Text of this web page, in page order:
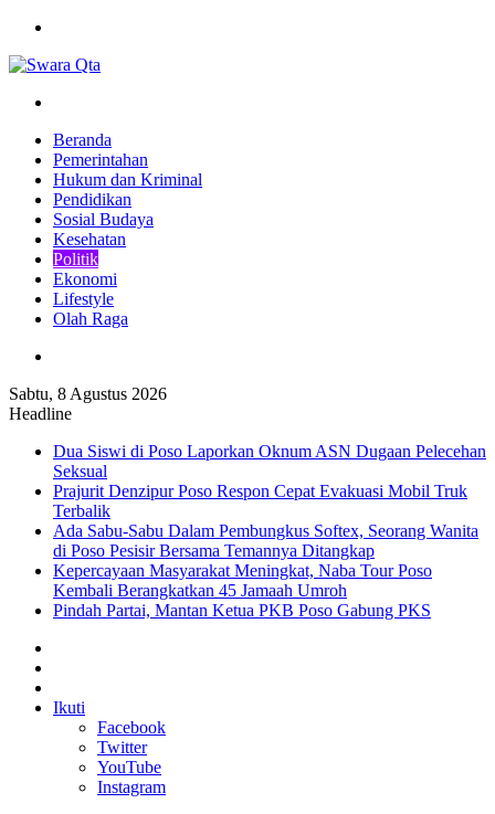
Beranda
Pemerintahan
Hukum dan Kriminal
Pendidikan
Sosial Budaya
Kesehatan
Politik
Ekonomi
Lifestyle
Olah Raga
Sabtu, 8 Agustus 2026
Headline
Dua Siswi di Poso Laporkan Oknum ASN Dugaan Pelecehan
Seksual
Prajurit Denzipur Poso Respon Cepat Evakuasi Mobil Truk
Terbalik
Ada Sabu-Sabu Dalam Pembungkus Softex, Seorang Wanita
di Poso Pesisir Bersama Temannya Ditangkap
Kepercayaan Masyarakat Meningkat, Naba Tour Poso
Kembali Berangkatkan 45 Jamaah Umroh
Pindah Partai, Mantan Ketua PKB Poso Gabung PKS
In
Ikuti
Facebook
Twitter
YouTube
Instagram